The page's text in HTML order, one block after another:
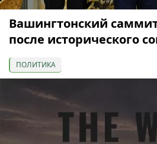
Вашингтонский
после исторического
ПОЛИТИКА